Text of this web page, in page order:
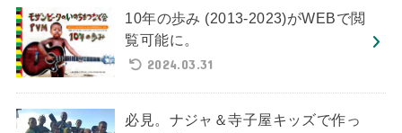
10年の歩み (2013-2023)がWEBで閲
覧可能に。
2024.03.31
必見。ナジャ＆寺子屋キッズで作っ